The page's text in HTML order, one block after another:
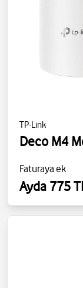
TP-Link
Deco M4
Faturaya ek
Ayda 775